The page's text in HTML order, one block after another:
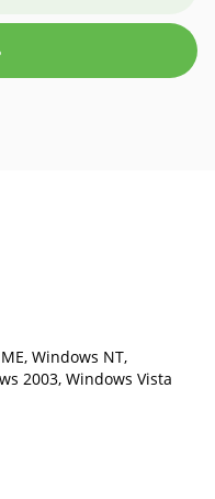
Windows NT,
2003, Windows Vista